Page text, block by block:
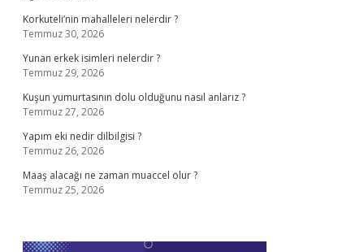
Korkuteli’nin mahalleleri nelerdir ?
Temmuz 30, 2026
Yunan erkek isimleri nelerdir ?
Temmuz 29, 2026
Kuşun yumurtasının dolu olduğunu nasıl anlarız ?
Temmuz 27, 2026
Yapım eki nedir dilbilgisi ?
Temmuz 26, 2026
Maaş alacağı ne zaman muaccel olur ?
Temmuz 25, 2026